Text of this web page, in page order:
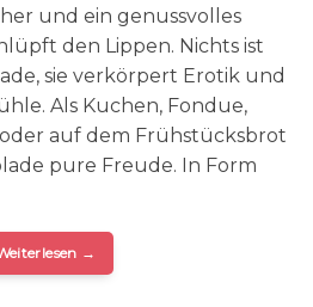
und ein genussvolles
den Lippen. Nichts ist
sie verkörpert Erotik und
Als Kuchen, Fondue,
auf dem Frühstücksbrot
pure Freude. In Form
→